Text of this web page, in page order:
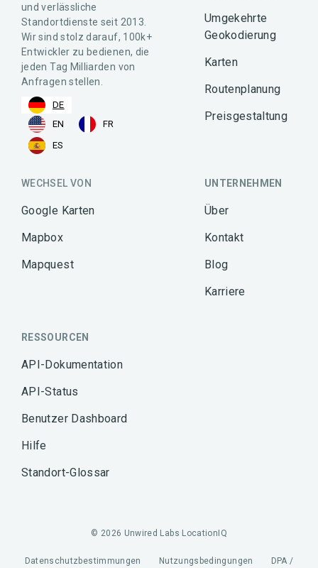
und verlässliche
Standortdienste seit 2013.
Wir sind stolz darauf, 100k+
Entwickler zu bedienen, die
jeden Tag Milliarden von
Anfragen stellen.
DE
EN
FR
ES
Umgekehrte
Geokodierung
Karten
Routenplanung
Preisgestaltung
WECHSEL VON
Google Karten
Mapbox
Mapquest
UNTERNEHMEN
Über
Kontakt
Blog
Karriere
RESSOURCEN
API-Dokumentation
API-Status
Benutzer Dashboard
Hilfe
Standort-Glossar
© 2026 Unwired Labs LocationIQ
Datenschutzbestimmungen Nutzungsbedingungen DPA /